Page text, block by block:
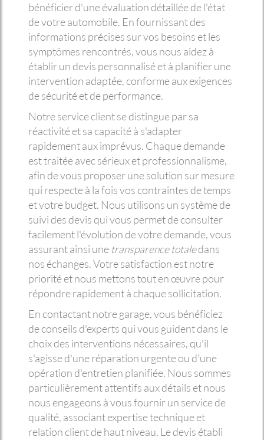
bénéficier d'une évaluation détaillée de l'état
de votre automobile. En fournissant des
informations précises sur vos besoins et les
symptômes rencontrés, vous nous aidez à
établir un devis personnalisé et à planifier une
intervention adaptée, conforme aux exigences
de sécurité et de performance.
Notre service client se distingue par sa
réactivité et sa capacité à s'adapter
rapidement aux imprévus. Chaque demande
est traitée avec sérieux et professionnalisme,
afin de vous proposer une solution sur mesure
qui respecte à la fois vos contraintes de temps
et votre budget. Nous utilisons un système de
suivi des devis qui vous permet de consulter
facilement l'évolution de votre demande, vous
assurant ainsi une transparence totaledans
nos échanges. Votre satisfaction est notre
priorité et nous mettons tout en œuvre pour
répondre rapidement à chaque sollicitation.
En contactant notre garage, vous bénéficiez
de conseils d'experts qui vous guident dans le
choix des interventions nécessaires, qu'il
s'agisse d'une réparation urgente ou d'une
opération d'entretien planifiée. Nous sommes
particulièrement attentifs aux détails et nous
nous engageons à vous fournir un service de
qualité, associant expertise technique et
relation client de haut niveau. Le devis établi